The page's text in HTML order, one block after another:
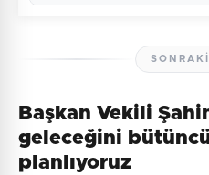
Henüz yorum
Başkan Vekili
geleceğini
planlıyoruz